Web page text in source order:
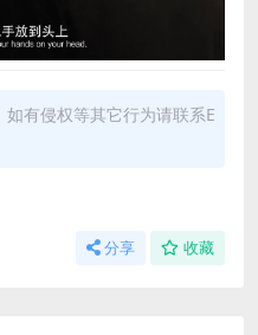
有侵权等其它行为请联系E
分享 收藏